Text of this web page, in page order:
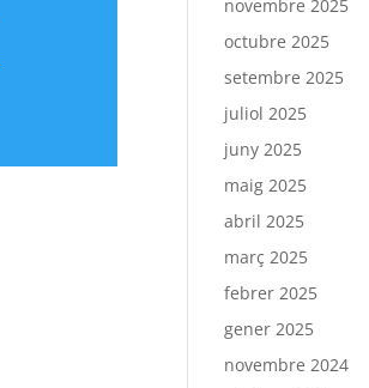
novembre 2025
octubre 2025
setembre 2025
juliol 2025
juny 2025
maig 2025
abril 2025
març 2025
febrer 2025
gener 2025
novembre 2024